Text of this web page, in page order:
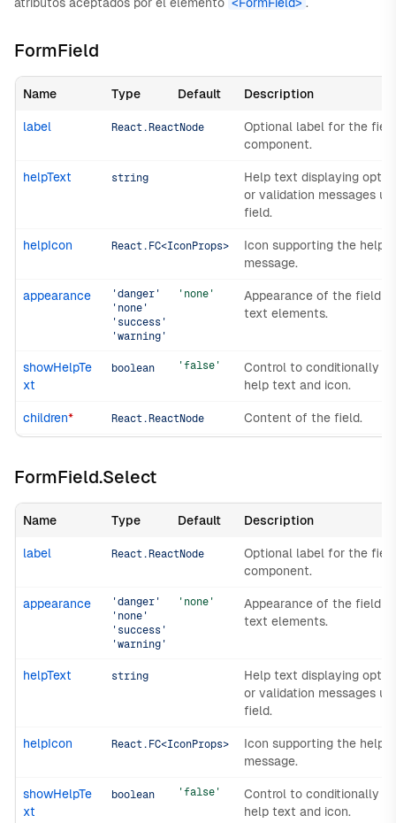
FormField
Name Type Default Description
label React.ReactNode
Optional label for the field
component.
helpText string
Help text displaying
or validation messages
field.
helpIcon React.FC<IconProps>
Icon supporting the help
message.
appearance
'danger'
'none'
'success'
'warning'
'none'
Appearance of the field
text elements.
showHelpTe
xt
boolean 'false'
Control to conditionally
help text and icon.
children* React.ReactNode Content of the field.
FormField.Select
Name Type Default Description
label React.ReactNode
Optional label for the field
component.
appearance
'danger'
'none'
'success'
'warning'
'none'
Appearance of the field
text elements.
helpText string
Help text displaying
or validation messages
field.
helpIcon React.FC<IconProps>
Icon supporting the help
message.
showHelpTe
xt
boolean 'false'
Control to conditionally
help text and icon.